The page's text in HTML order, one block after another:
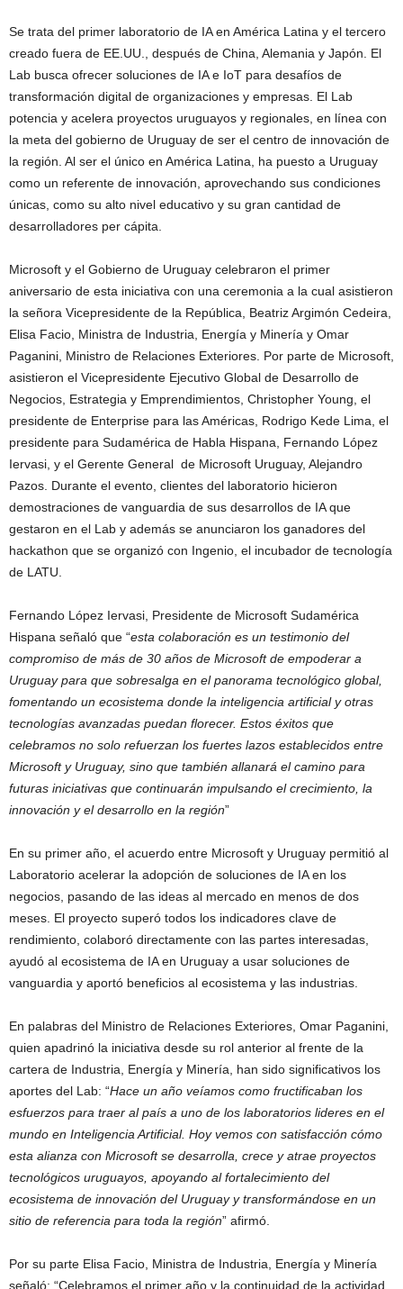
Se trata del primer laboratorio de IA en América Latina y el tercero
creado fuera de EE.UU., después de China, Alemania y Japón. El
Lab busca ofrecer soluciones de IA e IoT para desafíos de
transformación digital de organizaciones y empresas. El Lab
potencia y acelera proyectos uruguayos y regionales, en línea con
la meta del gobierno de Uruguay de ser el centro de innovación de
la región. Al ser el único en América Latina, ha puesto a Uruguay
como un referente de innovación, aprovechando sus condiciones
únicas, como su alto nivel educativo y su gran cantidad de
desarrolladores per cápita.
Microsoft y el Gobierno de Uruguay celebraron el primer
aniversario de esta iniciativa con una ceremonia a la cual asistieron
la señora Vicepresidente de la República, Beatriz Argimón Cedeira,
Elisa Facio, Ministra de Industria, Energía y Minería y Omar
Paganini, Ministro de Relaciones Exteriores. Por parte de Microsoft,
asistieron el Vicepresidente Ejecutivo Global de Desarrollo de
Negocios, Estrategia y Emprendimientos, Christopher Young, el
presidente de Enterprise para las Américas, Rodrigo Kede Lima, el
presidente para Sudamérica de Habla Hispana, Fernando López
Iervasi, y el Gerente General de Microsoft Uruguay, Alejandro
Pazos. Durante el evento, clientes del laboratorio hicieron
demostraciones de vanguardia de sus desarrollos de IA que
gestaron en el Lab y además se anunciaron los ganadores del
hackathon que se organizó con Ingenio, el incubador de tecnología
de LATU.
Fernando López Iervasi, Presidente de Microsoft Sudamérica
Hispana señaló que “esta colaboración es un testimonio del
compromiso de más de 30 años de Microsoft de empoderar a
Uruguay para que sobresalga en el panorama tecnológico global,
fomentando un ecosistema donde la inteligencia artificial y otras
tecnologías avanzadas puedan florecer. Estos éxitos que
celebramos no solo refuerzan los fuertes lazos establecidos entre
Microsoft y Uruguay, sino que también allanará el camino para
futuras iniciativas que continuarán impulsando el crecimiento, la
innovación y el desarrollo en la región”
En su primer año, el acuerdo entre Microsoft y Uruguay permitió al
Laboratorio acelerar la adopción de soluciones de IA en los
negocios, pasando de las ideas al mercado en menos de dos
meses. El proyecto superó todos los indicadores clave de
rendimiento, colaboró directamente con las partes interesadas,
ayudó al ecosistema de IA en Uruguay a usar soluciones de
vanguardia y aportó beneficios al ecosistema y las industrias.
En palabras del Ministro de Relaciones Exteriores, Omar Paganini,
quien apadrinó la iniciativa desde su rol anterior al frente de la
cartera de Industria, Energía y Minería, han sido significativos los
aportes del Lab: “Hace un año veíamos como fructificaban los
esfuerzos para traer al país a uno de los laboratorios lideres en el
mundo en Inteligencia Artificial. Hoy vemos con satisfacción cómo
esta alianza con Microsoft se desarrolla, crece y atrae proyectos
tecnológicos uruguayos, apoyando al fortalecimiento del
ecosistema de innovación del Uruguay y transformándose en un
sitio de referencia para toda la región” afirmó.
Por su parte Elisa Facio, Ministra de Industria, Energía y Minería
señaló: “Celebramos el primer año y la continuidad de la actividad